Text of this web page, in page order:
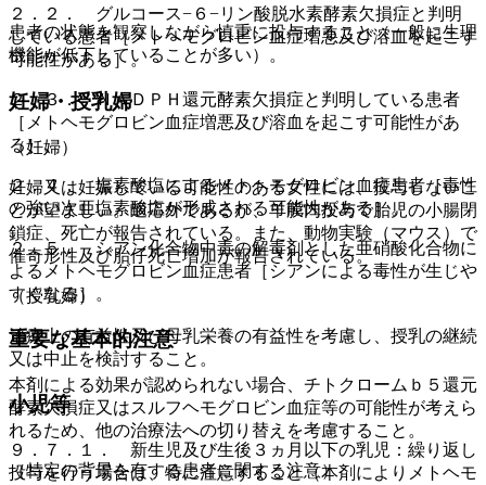
患者の状態を観察しながら慎重に投与すること（一般に生理
機能が低下していることが多い）。
妊婦・授乳婦
（妊婦）
妊婦又は妊娠している可能性のある女性には、投与しないこ
とが望ましい。適応外であるが、羊膜内投与で胎児の小腸閉
鎖症、死亡が報告されている。また、動物実験（マウス）で
催奇形性及び胎仔死亡増加が報告されている。
（授乳婦）
治療上の有益性及び母乳栄養の有益性を考慮し、授乳の継続
又は中止を検討すること。
小児等
９．７．１． 新生児及び生後３ヵ月以下の乳児：繰り返し
投与を行う場合は、特に注意すること（本剤によりメトヘモ
２．２． グルコース−６−リン酸脱水素酵素欠損症と判明
している患者［メトヘモグロビン血症増悪及び溶血を起こす
可能性がある］。
２．３． ＮＡＤＰＨ還元酵素欠損症と判明している患者
［メトヘモグロビン血症増悪及び溶血を起こす可能性があ
る］。
２．４． 塩素酸塩によるメトヘモグロビン血症患者［毒性
の強い次亜塩素酸塩が形成される可能性がある］。
２．５． シアン化合物中毒の解毒剤とした亜硝酸化合物に
よるメトヘモグロビン血症患者［シアンによる毒性が生じや
すくなる］。
重要な基本的注意
本剤による効果が認められない場合、チトクロームｂ５還元
酵素欠損症又はスルフヘモグロビン血症等の可能性が考えら
れるため、他の治療法への切り替えを考慮すること。
（特定の背景を有する患者に関する注意）